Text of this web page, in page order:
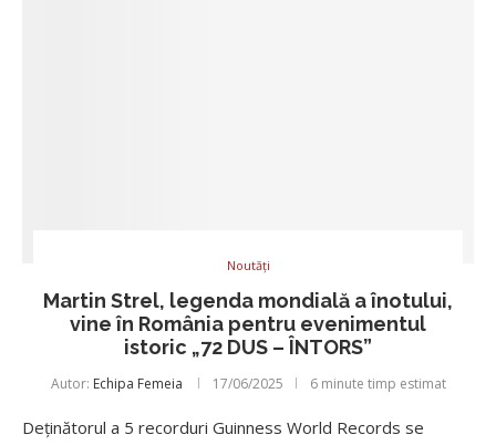
Noutăți
Martin Strel, legenda mondială a înotului,
vine în România pentru evenimentul
istoric „72 DUS – ÎNTORS”
Autor: Echipa Femeia 17/06/2025 6 minute timp estimat
Deținătorul a 5 recorduri Guinness World Records se